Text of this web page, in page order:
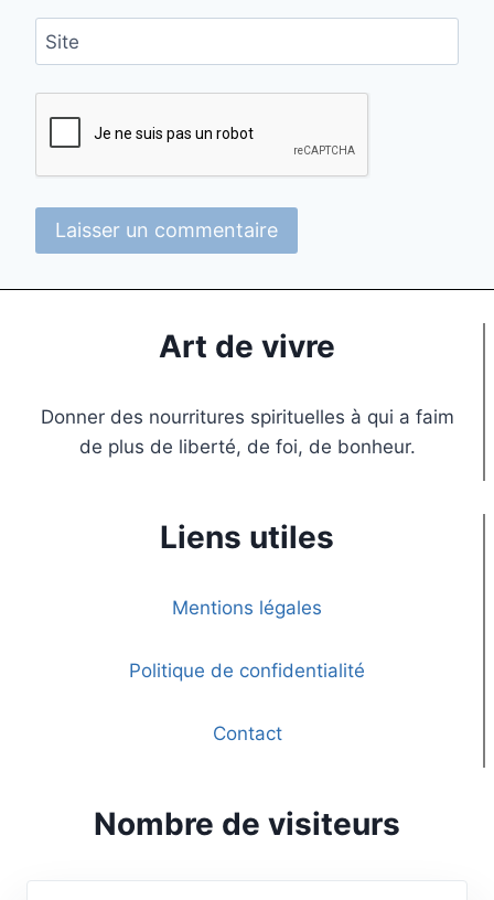
Site
Art de vivre
Donner des nourritures spirituelles à qui a faim
de plus de liberté, de foi, de bonheur.
Liens utiles
Mentions légales
Politique de confidentialité
Contact
Nombre de visiteurs